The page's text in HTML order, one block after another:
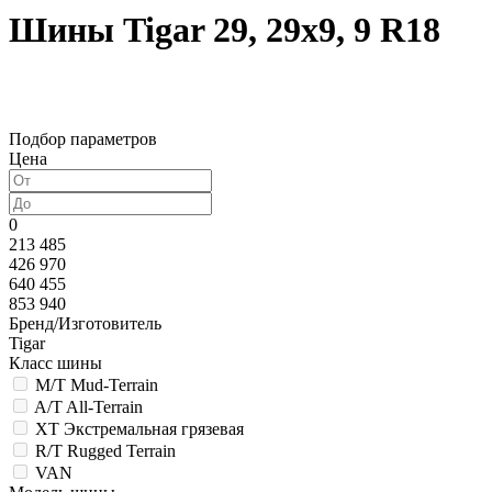
Шины Tigar 29, 29х9, 9 R18
Подбор параметров
Цена
0
213 485
426 970
640 455
853 940
Бренд/Изготовитель
Tigar
Класс шины
M/T Mud-Terrain
A/T All-Terrain
XT Экстремальная грязевая
R/T Rugged Terrain
VAN